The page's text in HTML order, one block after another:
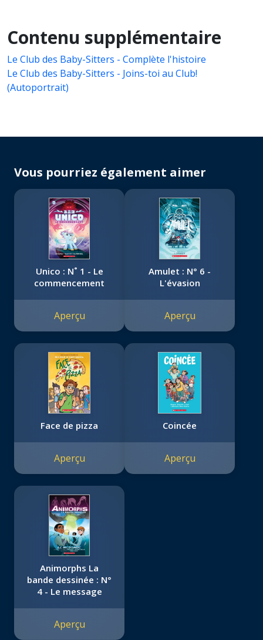
Contenu supplémentaire
Le Club des Baby-Sitters - Complète l'histoire
Le Club des Baby-Sitters - Joins-toi au Club!
(Autoportrait)
Vous pourriez également aimer
Unico : N˚ 1 - Le
commencement
Aperçu
Amulet : N° 6 -
L'évasion
Aperçu
Face de pizza
Aperçu
Coincée
Aperçu
Animorphs La
bande dessinée : N°
4 - Le message
Aperçu